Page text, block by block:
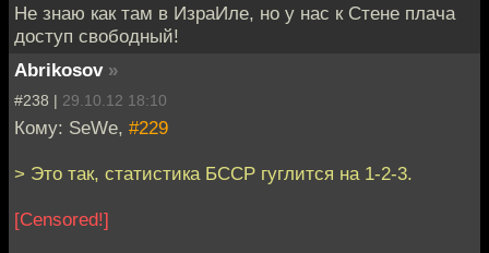
Не знаю как там в ИзраИле, но у нас к Стене плача
доступ свободный!
Abrikosov »
#238 | 29.10.12 18:10
Кому: SeWe, #229
> Это так, статистика БССР гуглится на 1-2-3.
[Censored!]